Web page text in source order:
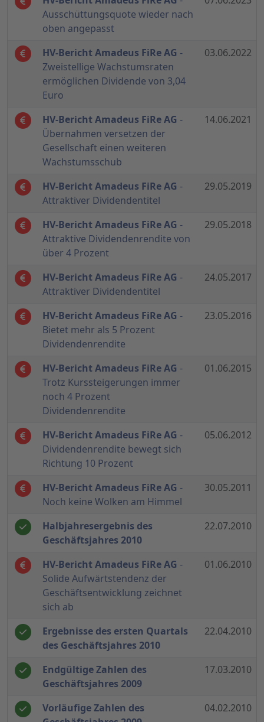
Ausschüttungsquote wieder nach
oben angepasst
HV-Bericht Amadeus FiRe AG -
Zweistellige Wachstumsraten
ermöglichen Dividende von 3,04
Euro
03.06.2022
HV-Bericht Amadeus FiRe AG -
Übernahmen versetzen der
Gesellschaft einen weiteren
Wachstumsschub
14.06.2021
HV-Bericht Amadeus FiRe AG -
Attraktiver Dividendentitel
29.05.2019
HV-Bericht Amadeus FiRe AG -
Attraktive Dividendenrendite von
über 4 Prozent
29.05.2018
HV-Bericht Amadeus FiRe AG -
Attraktiver Dividendentitel
24.05.2017
HV-Bericht Amadeus FiRe AG -
Bietet mehr als 5 Prozent
Dividendenrendite
23.05.2016
HV-Bericht Amadeus FiRe AG -
Trotz Kurssteigerungen immer
noch 4 Prozent
Dividendenrendite
01.06.2015
HV-Bericht Amadeus FiRe AG -
Dividendenrendite bewegt sich
Richtung 10 Prozent
05.06.2012
HV-Bericht Amadeus FiRe AG -
Noch keine Wolken am Himmel
30.05.2011
Halbjahresergebnis des
Geschäftsjahres 2010
22.07.2010
HV-Bericht Amadeus FiRe AG -
Solide Aufwärtstendenz der
Geschäftsentwicklung zeichnet
sich ab
01.06.2010
Ergebnisse des ersten Quartals
des Geschäftsjahres 2010
22.04.2010
Endgültige Zahlen des
Geschäftsjahres 2009
17.03.2010
Vorläufige Zahlen des
04.02.2010